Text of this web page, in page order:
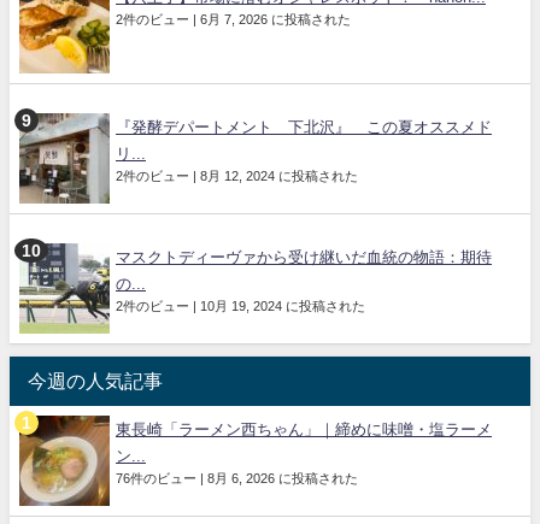
2件のビュー | 6月 7, 2026 に投稿された
『発酵デパートメント 下北沢』 この夏オススメド
リ...
2件のビュー | 8月 12, 2024 に投稿された
マスクトディーヴァから受け継いだ血統の物語：期待
の...
2件のビュー | 10月 19, 2024 に投稿された
今週の人気記事
東長崎「ラーメン西ちゃん」｜締めに味噌・塩ラーメ
ン...
76件のビュー | 8月 6, 2026 に投稿された